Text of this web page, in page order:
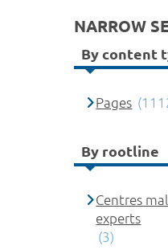
NARROW
By content
Pages
By rootline
Centres
experts
(3)